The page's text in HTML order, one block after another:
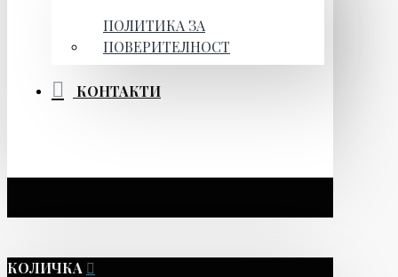
ПОЛИТИКА ЗА
ПОВЕРИТЕЛНОСТ
КОНТАКТИ
КОЛИЧКА